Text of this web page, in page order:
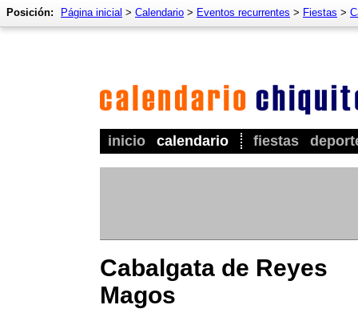
inicio calendario fiestas
Posición: Página inicial > Calendario > Eventos recurrentes > Fiestas >
Cabalgata de Reyes
Magos